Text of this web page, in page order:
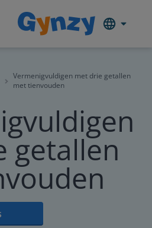
Vermenigvuldigen met drie getallen
met tienvouden
getallen